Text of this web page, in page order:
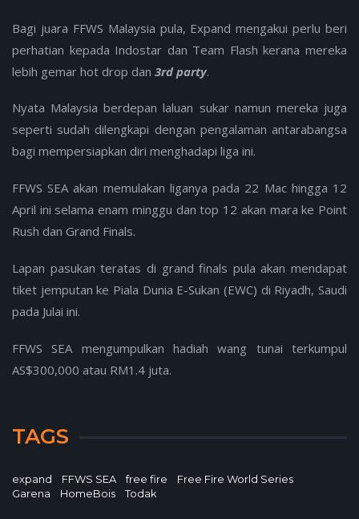
Bagi juara FFWS Malaysia pula, Expand mengakui perlu beri
perhatian kepada Indostar dan Team Flash kerana mereka
lebih gemar hot drop dan 3rd party.
Nyata Malaysia berdepan laluan sukar namun mereka juga
seperti sudah dilengkapi dengan pengalaman antarabangsa
bagi mempersiapkan diri menghadapi liga ini.
FFWS SEA akan memulakan liganya pada 22 Mac hingga 12
April ini selama enam minggu dan top 12 akan mara ke Point
Rush dan Grand Finals.
Lapan pasukan teratas di grand finals pula akan mendapat
tiket jemputan ke Piala Dunia E-Sukan (EWC) di Riyadh, Saudi
pada Julai ini.
FFWS SEA mengumpulkan hadiah wang tunai terkumpul
AS$300,000 atau RM1.4 juta.
TAGS
expand FFWS SEA free fire
Free Fire World Series
Garena
HomeBois Todak